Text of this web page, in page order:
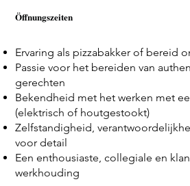
Öffnungszeiten
Ervaring als pizzabakker of bereid
Passie voor het bereiden van
gerechten
Bekendheid met het werken met
(elektrisch of houtgestookt)
Zelfstandigheid,
voor detail
Een enthousiaste, collegiale en
werkhouding